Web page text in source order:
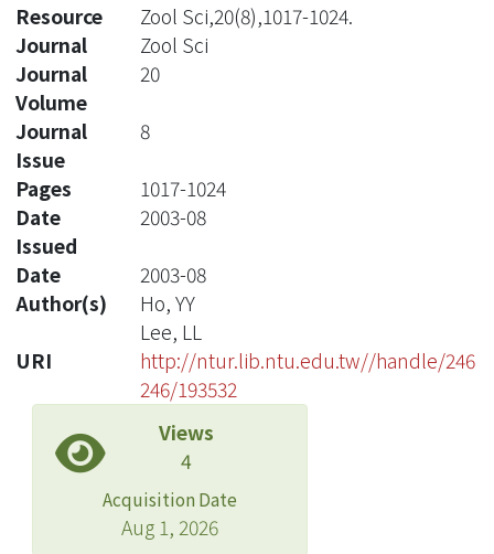
Resource
Zool Sci,20(8),1017-1024.
Journal
Zool Sci
Journal
Volume
20
Journal
Issue
8
Pages
1017-1024
Date
Issued
2003-08
Date
2003-08
Author(s)
Ho, YY
Lee, LL
URI
http://ntur.lib.ntu.edu.tw//handle/246
246/193532
Views
4
Acquisition Date
Aug 1, 2026